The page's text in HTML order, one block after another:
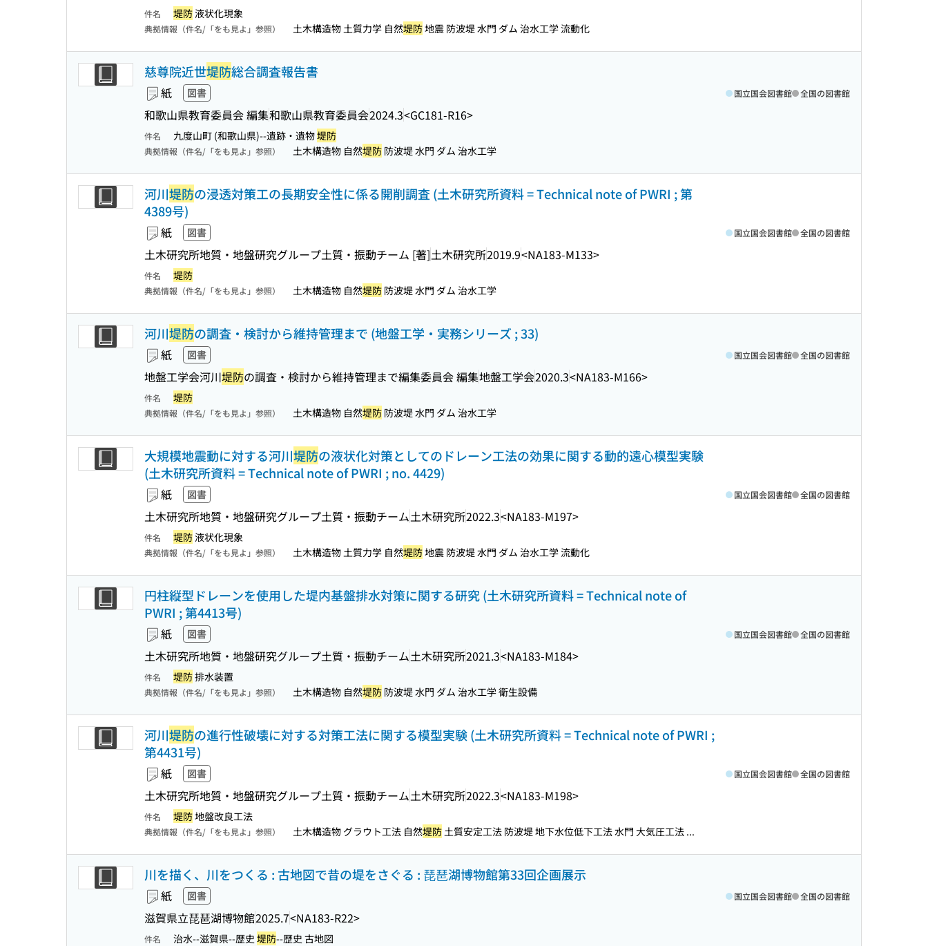
件名 堤防液状化現象
典拠情報（件名/「をも見よ」参照） 土木構造物 土質力学 自然堤防地震 防波堤 水門 ダム 治水工学 流動化
慈尊院近世堤防総合調査報告書
紙 図書
和歌山県教育委員会 編集和歌山県教育委員会2024.3<GC181-R16>
国立国会図書館 全国の図書館
件名 九度山町 (和歌山県)--遺跡・遺物堤防
典拠情報（件名/「をも見よ」参照） 土木構造物 自然堤防 防波堤 水門 ダム 治水工学
河川堤防の浸透対策工の長期安全性に係る開削調査 (土木研究所資料 = Technical note of PWRI ; 第
4389号)
紙 図書
土木研究所地質・地盤研究グループ土質・振動チーム [著]土木研究所2019.9<NA183-M133>
国立国会図書館 全国の図書館
件名 堤防
典拠情報（件名/「をも見よ」参照） 土木構造物 自然堤防 防波堤 水門 ダム 治水工学
河川堤防の調査・検討から維持管理まで (地盤工学・実務シリーズ ; 33)
紙 図書
地盤工学会河川堤防の調査・検討から維持管理まで編集委員会 編集地盤工学会2020.3<NA183-M166>
国立国会図書館 全国の図書館
件名 堤防
典拠情報（件名/「をも見よ」参照） 土木構造物 自然堤防 防波堤 水門 ダム 治水工学
大規模地震動に対する河川堤防の液状化対策としてのドレーン工法の効果に関する動的遠心模型実験
(土木研究所資料 = Technical note of PWRI ; no. 4429)
紙 図書
土木研究所地質・地盤研究グループ土質・振動チーム土木研究所2022.3<NA183-M197>
国立国会図書館 全国の図書館
件名 堤防液状化現象
典拠情報（件名/「をも見よ」参照） 土木構造物 土質力学 自然堤防地震 防波堤 水門 ダム 治水工学 流動化
円柱縦型ドレーンを使用した堤内基盤排水対策に関する研究 (土木研究所資料 = Technical note of
PWRI ; 第4413号)
紙 図書
土木研究所地質・地盤研究グループ土質・振動チーム土木研究所2021.3<NA183-M184>
国立国会図書館 全国の図書館
件名 堤防排水装置
典拠情報（件名/「をも見よ」参照） 土木構造物 自然堤防 防波堤 水門 ダム 治水工学 衛生設備
河川堤防の進行性破壊に対する対策工法に関する模型実験 (土木研究所資料 = Technical note of PWRI ;
第4431号)
紙 図書
土木研究所地質・地盤研究グループ土質・振動チーム土木研究所2022.3<NA183-M198>
国立国会図書館 全国の図書館
件名 堤防地盤改良工法
典拠情報（件名/「をも見よ」参照） 土木構造物 グラウト工法 自然堤防土質安定工法 防波堤 地下水位低下工法 水門 大気圧工法 ...
川を描く、川をつくる : 古地図で昔の堤をさぐる : 琵琶湖博物館第33回企画展示
紙 図書
滋賀県立琵琶湖博物館2025.7<NA183-R22>
国立国会図書館 全国の図書館
件名 治水--滋賀県--歴史 堤防--歴史 古地図